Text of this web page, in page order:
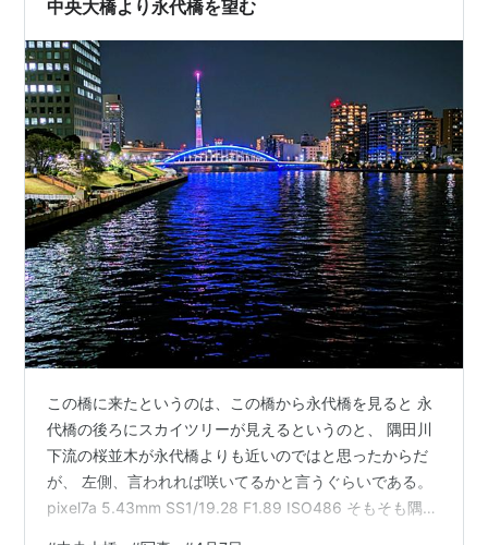
中央大橋より永代橋を望む
この橋に来たというのは、この橋から永代橋を見ると 永
代橋の後ろにスカイツリーが見えるというのと、 隅田川
下流の桜並木が永代橋よりも近いのではと思ったからだ
が、 左側、言われれば咲いてるかと言うぐらいである。
pixel7a 5.43mm SS1/19.28 F1.89 ISO486 そもそも隅田